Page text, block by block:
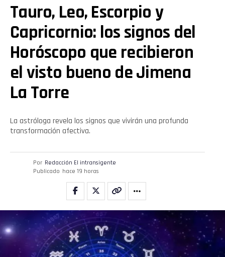
Tauro, Leo, Escorpio y
Capricornio: los signos del
Horóscopo que recibieron
el visto bueno de Jimena
La Torre
La astróloga revela los signos que vivirán una profunda
transformación afectiva.
Por Redacción El intransigente
Publicado hace 19 horas